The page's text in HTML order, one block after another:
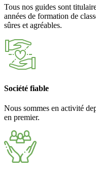
Tous nos guides sont
années de formation de
sûres et agréables.
Société fiable
Nous sommes en activité
en premier.